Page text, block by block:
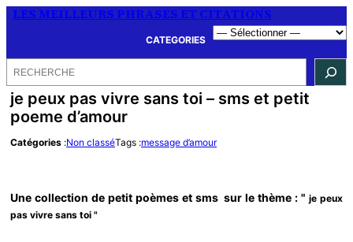
LES MEILLEURS PHRASES ET CITATIONS
CATEGORIES
je peux pas vivre sans toi – sms et petit
poeme d’amour
Catégories :Non classéTags :message d’amour
Une collection de petit poèmes et sms sur le thème : "je peux
pas vivre sans toi "